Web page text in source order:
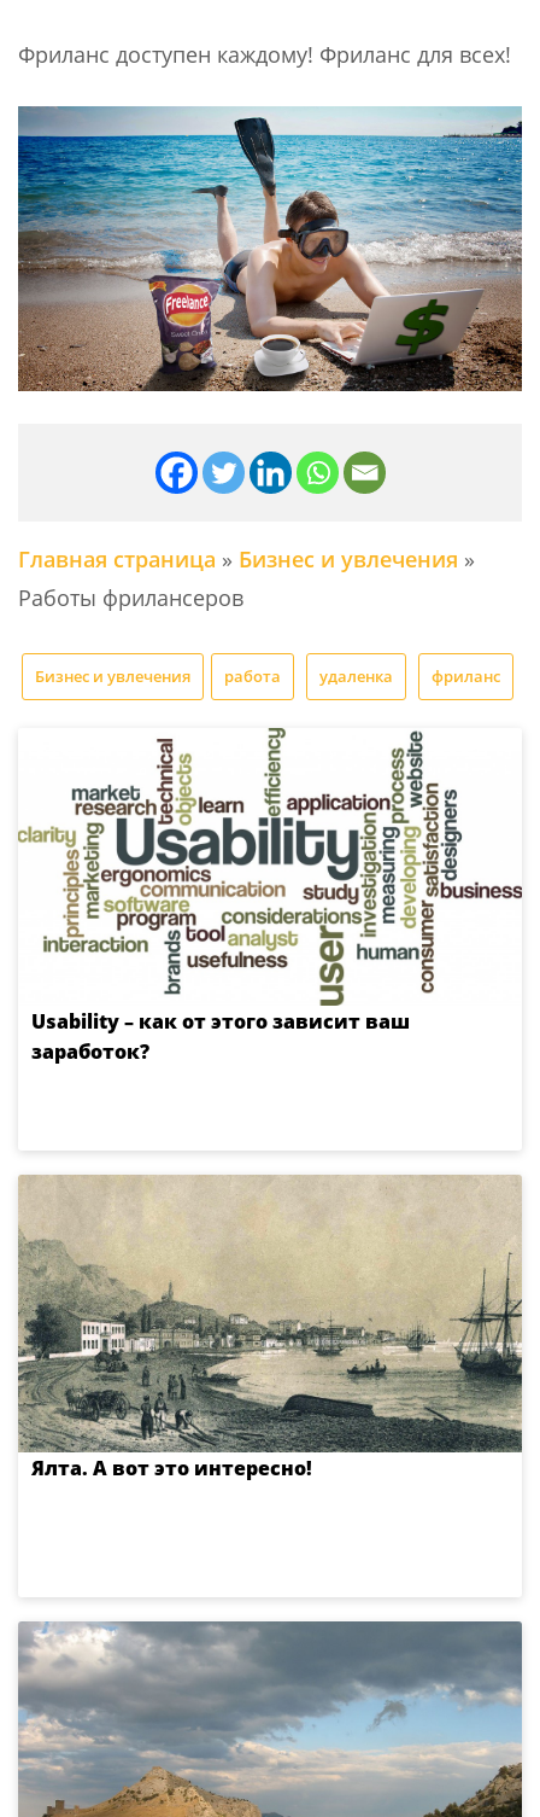
Фриланс доступен каждому! Фриланс для всех!
Главная страница » Бизнес и увлечения »
Работы фрилансеров
Бизнес и увлечения работа удаленка фриланс
Usability – как от этого зависит ваш
заработок?
Ялта. А вот это интересно!